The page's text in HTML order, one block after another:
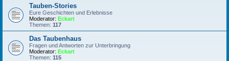
Tauben-Stories
Eure Geschichten und Erlebnisse
Moderator: Eckart
Themen: 117
Das Taubenhaus
Fragen und Antworten zur Unterbringung
Moderator: Eckart
Themen: 115